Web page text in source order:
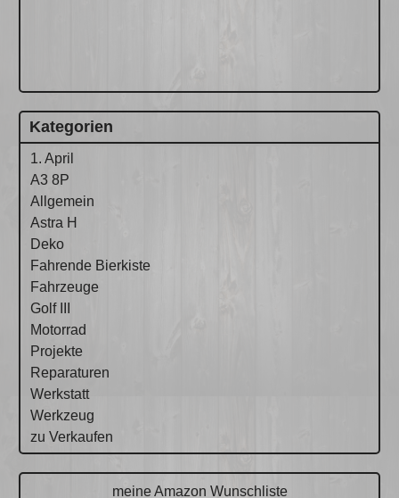
Kategorien
1. April
A3 8P
Allgemein
Astra H
Deko
Fahrende Bierkiste
Fahrzeuge
Golf III
Motorrad
Projekte
Reparaturen
Werkstatt
Werkzeug
zu Verkaufen
meine Amazon Wunschliste